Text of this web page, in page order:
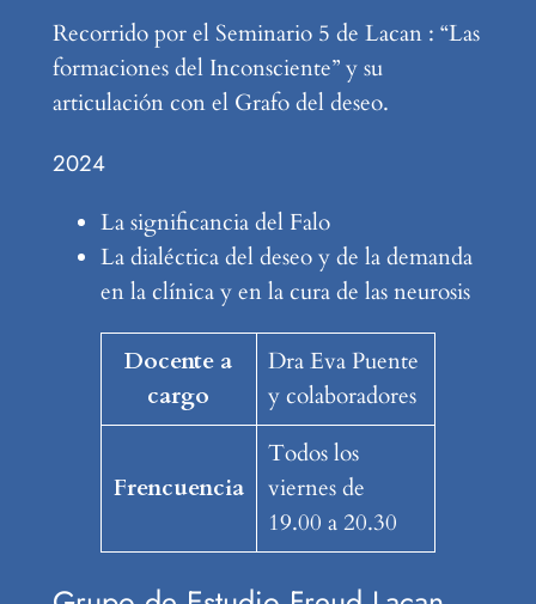
Recorrido por el Seminario 5 de Lacan : “Las
formaciones del Inconsciente” y su
articulación con el Grafo del deseo.
2024
La significancia del Falo
La dialéctica del deseo y de la demanda
en la clínica y en la cura de las neurosis
Docente a
cargo
Dra Eva Puente
y colaboradores
Frencuencia
Todos los
viernes de
19.00 a 20.30